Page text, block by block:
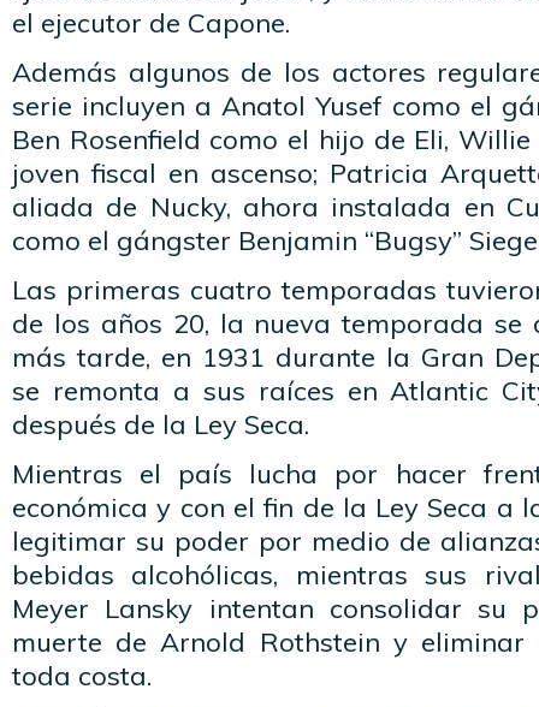
el ejecutor de Capone.
Además algunos de los actores
serie incluyen a Anatol Yusef como el
Ben Rosenfield como el hijo de Eli,
joven fiscal en ascenso; Patricia
aliada de Nucky, ahora instalada en
como el gángster Benjamin “Bugsy”
Las primeras cuatro temporadas
de los años 20, la nueva temporada se
más tarde, en 1931 durante la Gran
se remonta a sus raíces en Atlantic
después de la Ley Seca.
Mientras el país lucha por hacer
económica y con el fin de la Ley Seca a
legitimar su poder por medio de
bebidas alcohólicas, mientras sus
Meyer Lansky intentan consolidar su
muerte de Arnold Rothstein y
toda costa.